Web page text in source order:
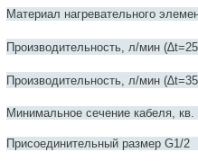
Материал нагревательного
Производительность, л/мин (∆t=25
Производительность, л/мин (∆t=35
Минимальное сечение кабеля,
Присоединительный размер G1/2